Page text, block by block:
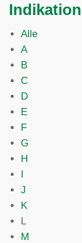
Indikation
Alle
A
B
C
D
E
F
G
H
I
J
K
L
M